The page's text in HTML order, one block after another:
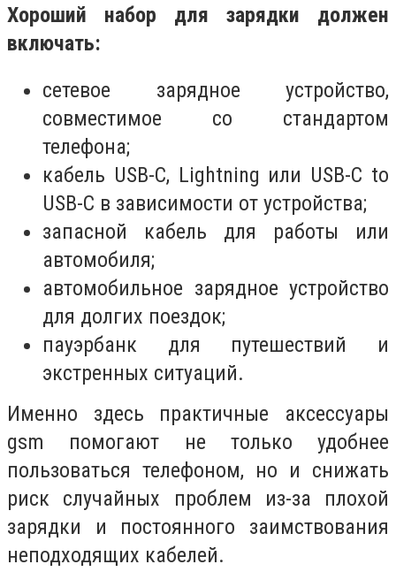
Хороший набор для зарядки должен
включать:
сетевое зарядное устройство,
совместимое со стандартом
телефона;
кабель USB-C, Lightning или USB-C to
USB-C в зависимости от устройства;
запасной кабель для работы или
автомобиля;
автомобильное зарядное устройство
для долгих поездок;
пауэрбанк для путешествий и
экстренных ситуаций.
Именно здесь практичные аксессуары
gsm помогают не только удобнее
пользоваться телефоном, но и снижать
риск случайных проблем из-за плохой
зарядки и постоянного заимствования
неподходящих кабелей.